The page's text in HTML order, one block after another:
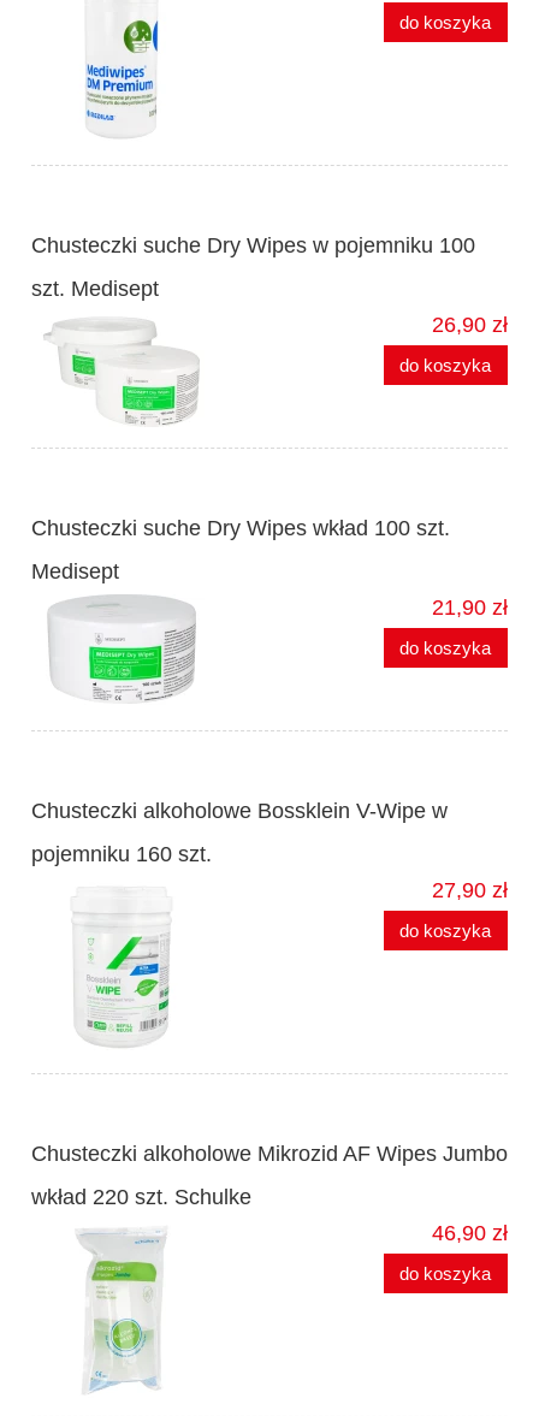
do koszyka
Chusteczki suche Dry Wipes w pojemniku 100
szt. Medisept
26,90 zł
do koszyka
Chusteczki suche Dry Wipes wkład 100 szt.
Medisept
21,90 zł
do koszyka
Chusteczki alkoholowe Bossklein V-Wipe w
pojemniku 160 szt.
27,90 zł
do koszyka
Chusteczki alkoholowe Mikrozid AF Wipes Jumbo
wkład 220 szt. Schulke
46,90 zł
do koszyka